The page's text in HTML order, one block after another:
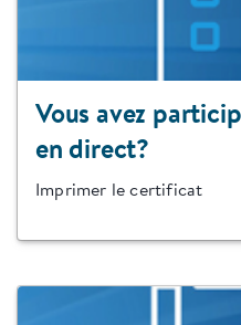
Vous avez
en direct?
Imprimer le certificat